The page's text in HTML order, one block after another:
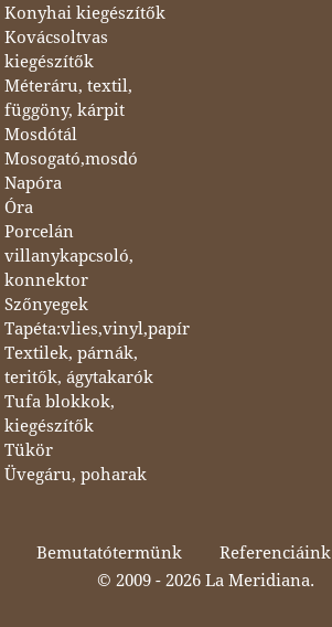
Konyhai kiegészítők
Kovácsoltvas
kiegészítők
Méteráru, textil,
függöny, kárpit
Mosdótál
Mosogató,mosdó
Napóra
Óra
Porcelán
villanykapcsoló,
konnektor
Szőnyegek
Tapéta:vlies,vinyl,papír
Textilek, párnák,
teritők, ágytakarók
Tufa blokkok,
kiegészítők
Tükör
Üvegáru, poharak
Bemutatótermünk Referenciáink
© 2009 - 2026 La Meridiana.